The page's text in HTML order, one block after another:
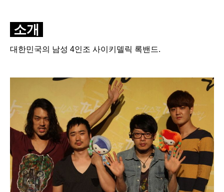
소개
대한민국의 남성 4인조 사이키델릭 록밴드.